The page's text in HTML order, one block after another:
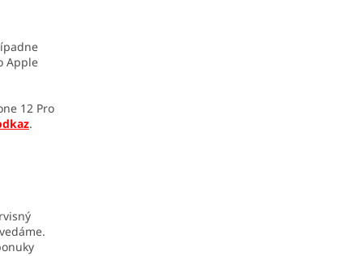
Apple
12 Pro
.